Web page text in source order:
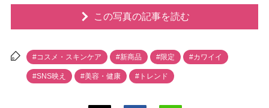
この写真の記事を読む
#コスメ・スキンケア #新商品 #限定 #カワイイ
#SNS映え #美容・健康 #トレンド